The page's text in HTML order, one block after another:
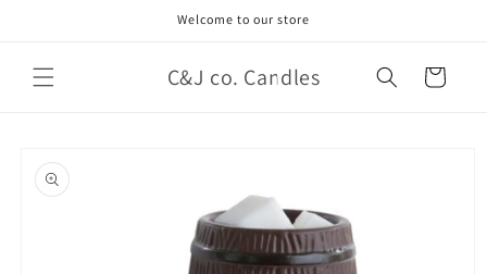
Welcome to our store
C&J co. Candles Carrito
a la
información